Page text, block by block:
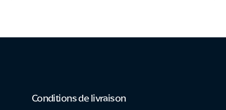
Conditions de livraison